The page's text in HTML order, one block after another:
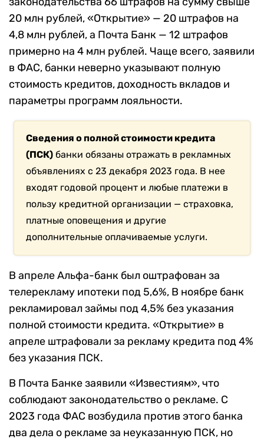
20 млн рублей, «Открытие» — 20 штрафов на
4,8 млн рублей, а Почта Банк — 12 штрафов
примерно на 4 млн рублей. Чаще всего, заявили
в ФАС, банки неверно указывают полную
стоимость кредитов, доходность вкладов и
параметры программ лояльности.
Сведения о полной стоимости кредита
(ПСК) банки обязаны отражать в рекламных
объявлениях с 23 декабря 2023 года. В нее
входят годовой процент и любые платежи в
пользу кредитной организации — страховка,
платные оповещения и другие
дополнительные оплачиваемые услуги.
В апреле Альфа-банк был оштрафован за
телерекламу ипотеки под 5,6%, В ноябре банк
рекламировал займы под 4,5% без указания
полной стоимости кредита. «Открытие» в
апреле штрафовали за рекламу кредита под 4%
без указания ПСК.
В Почта Банке заявили «Известиям», что
соблюдают законодательство о рекламе. С
2023 года ФАС возбудила против этого банка
два дела о рекламе за неуказанную ПСК, но